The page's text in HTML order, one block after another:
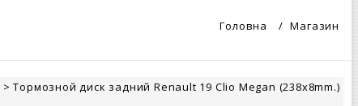
Головна / Магазин
> Тормозной диск задний Renault 19 Clio Megan (238x8mm.)